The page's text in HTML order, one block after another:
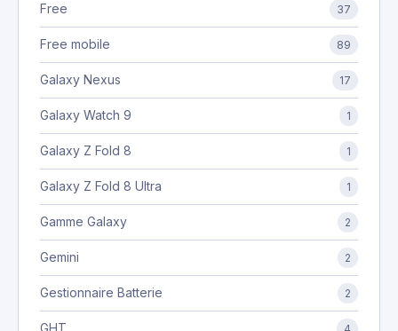
Free 37
Free mobile 89
Galaxy Nexus 17
Galaxy Watch 9 1
Galaxy Z Fold 8 1
Galaxy Z Fold 8 Ultra 1
Gamme Galaxy 2
Gemini 2
Gestionnaire Batterie 2